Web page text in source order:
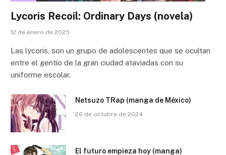
Lycoris Recoil: Ordinary Days (novela)
12 de enero de 2025
Las lycoris, son un grupo de adolescentes que se ocultan
entre el gentío de la gran ciudad ataviadas con su
uniforme escolar.
Netsuzo TRap (manga de México)
26 de octubre de 2024
El futuro empieza hoy (manga)